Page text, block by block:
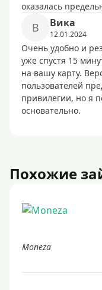
оказалась
B Bикa
12.01.2024
Очень удобно и
уже спустя 15
на вашу карту.
пользователей
привилегии, но я
основательно.
Похожие
Moneza